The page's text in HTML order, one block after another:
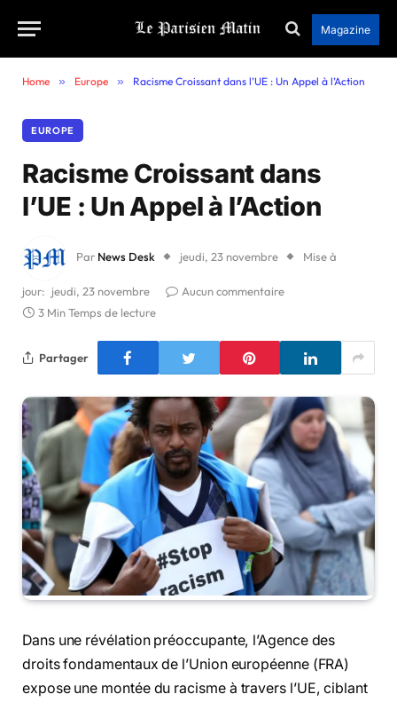
Magazine
Home » Europe » Racisme Croissant dans l’UE : Un Appel à l’Action
EUROPE
Racisme Croissant dans
l’UE : Un Appel à l’Action
Par News Desk jeudi, 23 novembre Mise à
jour: jeudi, 23 novembre
Aucun commentaire
3 Min Temps de lecture
Partager
Dans une révélation préoccupante, l’Agence des
droits fondamentaux de l’Union européenne (FRA)
expose une montée du racisme à travers l’UE, ciblant